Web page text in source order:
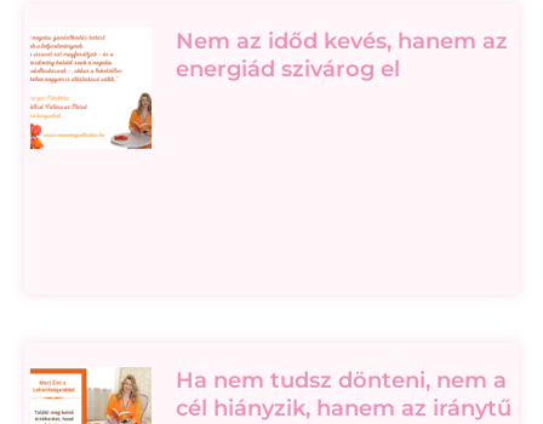
Nem az időd kevés, hanem az
energiád szivárog el
Ha nem tudsz dönteni, nem a
cél hiányzik, hanem az iránytű